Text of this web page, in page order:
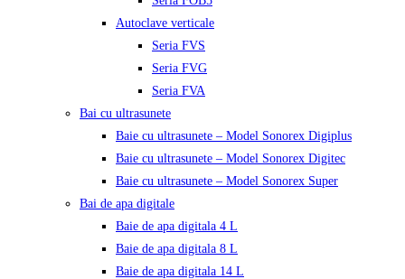
Autoclave verticale
Seria FVS
Seria FVG
Seria FVA
Bai cu ultrasunete
Baie cu ultrasunete – Model Sonorex Digiplus
Baie cu ultrasunete – Model Sonorex Digitec
Baie cu ultrasunete – Model Sonorex Super
Bai de apa digitale
Baie de apa digitala 4 L
Baie de apa digitala 8 L
Baie de apa digitala 14 L